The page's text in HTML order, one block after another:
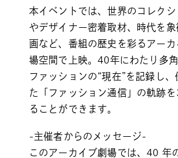
本イベントでは、世界のコレクシ
やデザイナー密着取材、時代を
画など、番組の歴史を彩るアーカ
場空間で上映。40年にわたり多
ファッションの“現在”を記録し、
た「ファッション通信」の軌跡
ることができます。
-主催者からのメッセージ-
このアーカイブ劇場では、40 年